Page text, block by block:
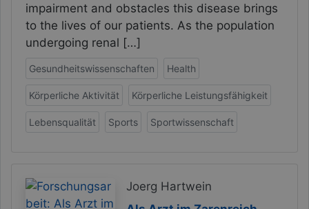
impairment and obstacles this disease brings
to the lives of our patients. As the population
undergoing renal […]
Gesundheitswissenschaften Health
Körperliche Aktivität Körperliche Leistungsfähigkeit
Lebensqualität Sports Sportwissenschaft
Joerg Hartwein